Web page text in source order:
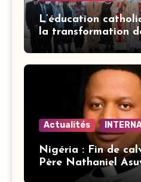
L’éducation
la transformation
Actualités
Nigéria : Fin de
Père Nathaniel
après trois mois de